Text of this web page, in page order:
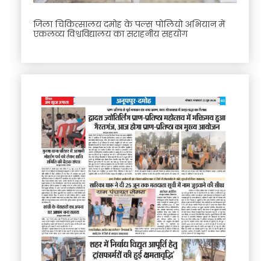
जिला चिकित्सालय दमोह के पल्स पोलियो अभियान में
एकलव्य विश्वविद्यालय का सराहनीय सहयोग